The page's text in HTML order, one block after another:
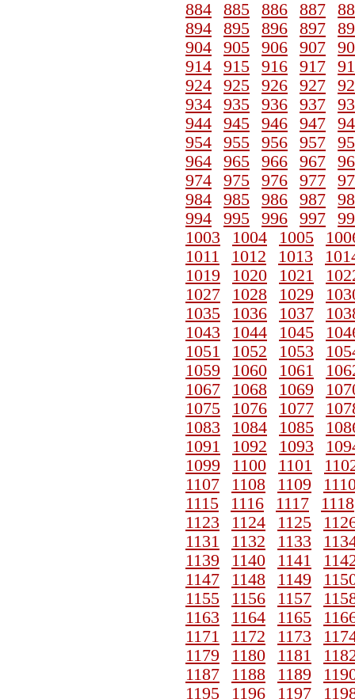
884 885 886 887
894
895 896 897
904
905 906 907
914
915 916 917
924
925 926 927
934
935 936 937
944
945 946 947
954
955 956 957
964
965 966 967
974
975 976 977
984
985 986 987
994
995 996 997
1003
1004 1005
1011
1012 1013
1019
1020 1021
1027
1028 1029
1035
1036 1037
1043
1044 1045
1051
1052 1053
1059
1060 1061
1067
1068 1069
1075
1076 1077
1083
1084 1085
1091
1092 1093
1099
1100 1101
1107
1108 1109
1115
1116 1117
1118
1123
1124 1125
1131
1132 1133
1139
1140 1141
1147
1148 1149
1155
1156 1157
1163
1164 1165
1171
1172 1173
1179
1180 1181
1187
1188 1189
1195
1196 1197